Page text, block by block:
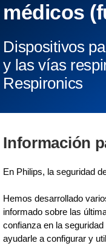
médicos
Dispositivos
y las vías
Respironics
Información
En Philips, la seguridad
Hemos desarrollado
informado sobre las
confianza en la
ayudarle a configurar y